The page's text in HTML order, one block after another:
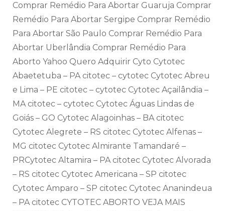
Comprar Remédio Para Abortar Guaruja Comprar
Remédio Para Abortar Sergipe Comprar Remédio
Para Abortar São Paulo Comprar Remédio Para
Abortar Uberlândia Comprar Remédio Para
Aborto Yahoo Quero Adquirir Cyto Cytotec
Abaetetuba – PA citotec – cytotec Cytotec Abreu
e Lima – PE citotec – cytotec Cytotec Açailândia –
MA citotec – cytotec Cytotec Águas Lindas de
Goiás – GO Cytotec Alagoinhas – BA citotec
Cytotec Alegrete – RS citotec Cytotec Alfenas –
MG citotec Cytotec Almirante Tamandaré –
PRCytotec Altamira – PA citotec Cytotec Alvorada
– RS citotec Cytotec Americana – SP citotec
Cytotec Amparo – SP citotec Cytotec Ananindeua
– PA citotec CYTOTEC ABORTO VEJA MAIS